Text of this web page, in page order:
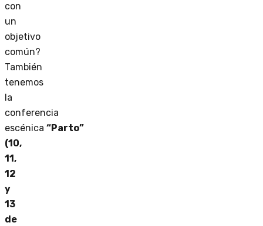
con
un
objetivo
común?
También
tenemos
la
conferencia
escénica “Parto”
(10,
11,
12
y
13
de